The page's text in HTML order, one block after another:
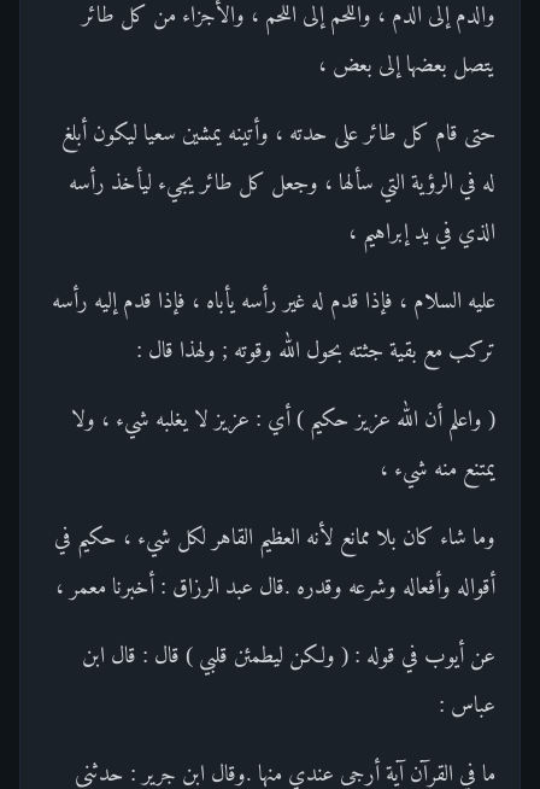
والدم إلى الدم ، واللحم إلى اللحم ، والأجزاء من كل طائر
يتصل بعضها إلى بعض ،
حتى قام كل طائر على حدته ، وأتينه يمشين سعيا ليكون أبلغ
له في الرؤية التي سألها ، وجعل كل طائر يجيء ليأخذ رأسه
الذي في يد إبراهيم ،
عليه السلام ، فإذا قدم له غير رأسه يأباه ، فإذا قدم إليه رأسه
تركب مع بقية جثته بحول الله وقوته ; ولهذا قال :
( واعلم أن الله عزيز حكيم ) أي : عزيز لا يغلبه شيء ، ولا
يمتنع منه شيء ،
وما شاء كان بلا ممانع لأنه العظيم القاهر لكل شيء ، حكيم في
أقواله وأفعاله وشرعه وقدره .قال عبد الرزاق : أخبرنا معمر ،
عن أيوب في قوله : ( ولكن ليطمئن قلبي ) قال : قال ابن
عباس :
ما في القرآن آية أرجى عندي منها .وقال ابن جرير : حدثني